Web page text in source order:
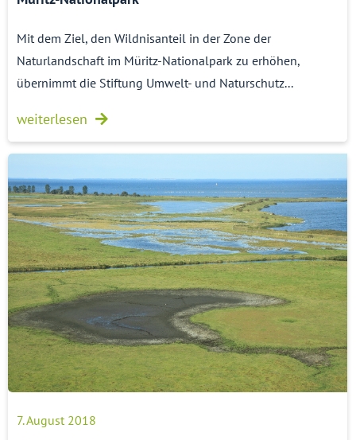
Mit dem Ziel, den Wildnisanteil in der Zone der
Naturlandschaft im Müritz-Nationalpark zu erhöhen,
übernimmt die Stiftung Umwelt- und Naturschutz...
weiterlesen
7. August 2018